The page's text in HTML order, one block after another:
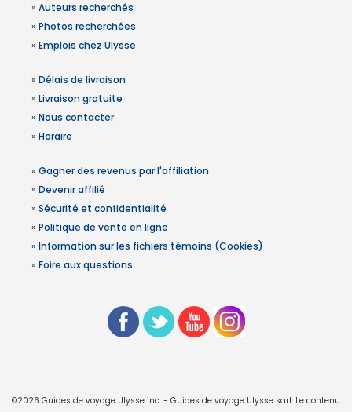
» Auteurs recherchés
» Photos recherchées
» Emplois chez Ulysse
» Délais de livraison
» Livraison gratuite
» Nous contacter
» Horaire
» Gagner des revenus par l'affiliation
» Devenir affilié
» Sécurité et confidentialité
» Politique de vente en ligne
» Information sur les fichiers témoins (Cookies)
» Foire aux questions
©2026 Guides de voyage Ulysse inc. - Guides de voyage Ulysse sarl. Le contenu